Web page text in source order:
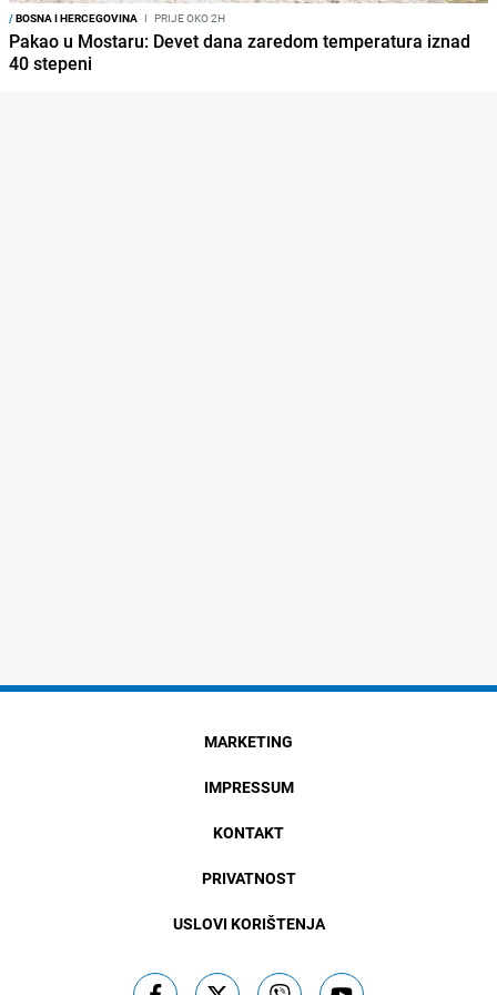
/BOSNA I HERCEGOVINA I PRIJE OKO 2H
Pakao u Mostaru: Devet dana zaredom temperatura iznad
40 stepeni
MARKETING
IMPRESSUM
KONTAKT
PRIVATNOST
USLOVI KORIŠTENJA